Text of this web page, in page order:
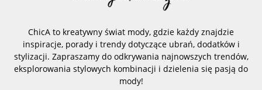
ChicA to kreatywny świat mody, gdzie każdy znajdzie
inspiracje, porady i trendy dotyczące ubrań, dodatków i
stylizacji. Zapraszamy do odkrywania najnowszych trendów,
eksplorowania stylowych kombinacji i dzielenia się pasją do
mody!